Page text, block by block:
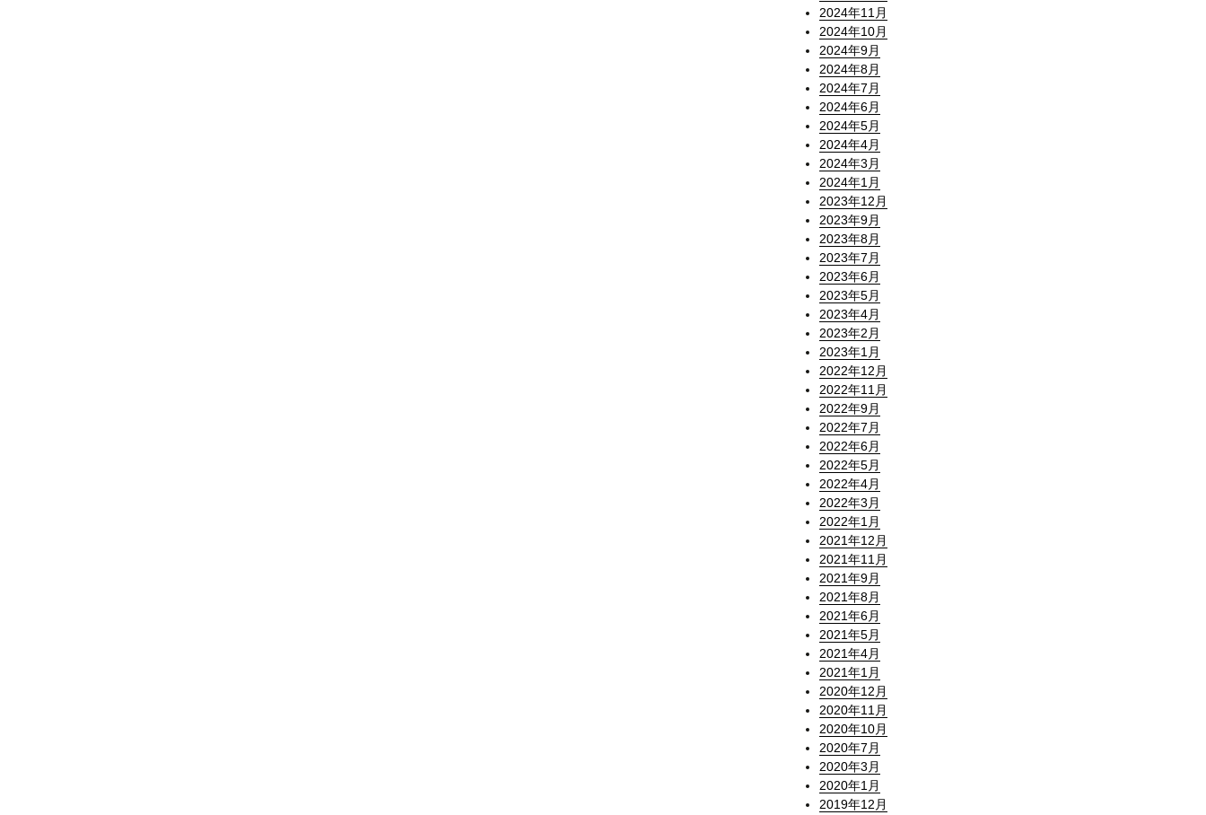
2024年11月
2024年10月
2024年9月
2024年8月
2024年7月
2024年6月
2024年5月
2024年4月
2024年3月
2024年1月
2023年12月
2023年9月
2023年8月
2023年7月
2023年6月
2023年5月
2023年4月
2023年2月
2023年1月
2022年12月
2022年11月
2022年9月
2022年7月
2022年6月
2022年5月
2022年4月
2022年3月
2022年1月
2021年12月
2021年11月
2021年9月
2021年8月
2021年6月
2021年5月
2021年4月
2021年1月
2020年12月
2020年11月
2020年10月
2020年7月
2020年3月
2020年1月
2019年12月